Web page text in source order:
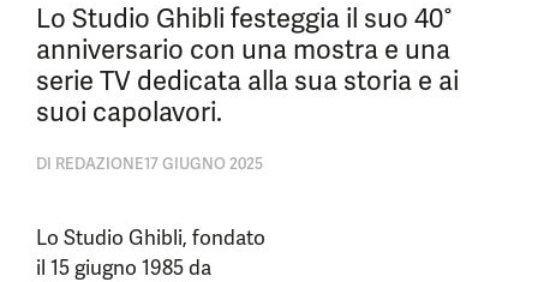
Lo Studio Ghibli festeggia il suo 40°
anniversario con una mostra e una
serie TV dedicata alla sua storia e ai
suoi capolavori.
DI REDAZIONE17 GIUGNO 2025
Lo Studio Ghibli, fondato
il 15 giugno 1985 da